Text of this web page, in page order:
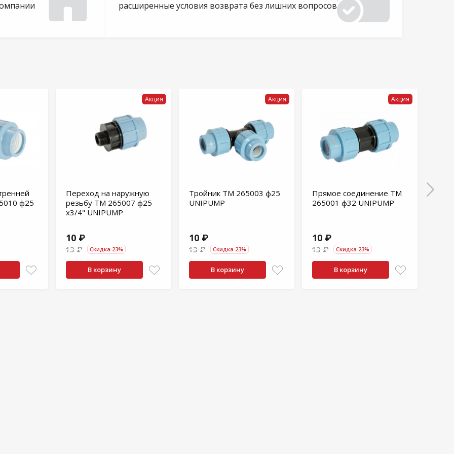
расширенные условия возврата без лишних вопросов
ф25
Акция
Переход на наружную
резьбу TM 265007 ф25
х3/4" UNIPUMP
10 ₽
13 ₽ Скидка 23%
В корзину
Акция
Тройник TM 265003 ф25
UNIPUMP
10 ₽
13 ₽ Скидка 23%
В корзину
Акция
Прямое соединение TM
265001 ф32 UNIPUMP
10 ₽
13 ₽ Скидка 23%
В корзину